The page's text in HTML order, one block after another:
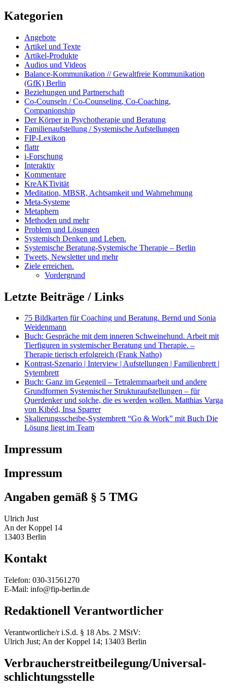
Kategorien
Angebote
Artikel und Texte
Artikel-Produkte
Audios und Videos
Balance-Kommunikation // Gewaltfreie Kommunikation
(GfK) Berlin
Beziehungen und Partnerschaft
Co-Counseln / Co-Counseling, Co-Coaching,
Companionship
Der Körper in Psychotherapie und Beratung
Familienaufstellung / Systemische Aufstellungen
FIP-Lexikon
flattr
i-Forschung
Interaktiv
Kommentare
KreAKTivität
Meditation, MBSR, Achtsamkeit und Wahrnehmung
Meta-Systeme
Metaphern
Methoden und mehr
Problem und Lösungen
Systemisch Denken und Leben.
Systemische Beratung-Systemische Therapie – Berlin
Tweets, Newsletter und mehr
Ziele erreichen.
Vordergrund
Letzte Beiträge / Links
75 Bildkarten für Coaching und Beratung. Bernd und Sonia
Weidenmann
Buch: Gespräche mit dem inneren Schweinehund. Arbeit mit
Tierfiguren in systemischer Beratung und Therapie. –
Therapie tierisch erfolgreich (Frank Natho)
Kontrast-Szenario | Interview | Aufstellungen | Familienbrett |
Sytembrett
Buch: Ganz im Gegenteil – Tetralemmaarbeit und andere
Grundformen Systemischer Strukturaufstellungen – für
Querdenker und solche, die es werden wollen. Matthias Varga
von Kibéd, Insa Sparrer
Skalierungsscheibe-Systembrett “Go & Work” mit Buch Die
Lösung liegt im Team
Impressum
Impressum
Angaben gemäß § 5 TMG
Ulrich Just
An der Koppel 14
13403 Berlin
Kontakt
Telefon: 030-31561270
E-Mail: info@fip-berlin.de
Redaktionell Verantwortlicher
Verantwortliche/r i.S.d. § 18 Abs. 2 MStV:
Ulrich Just; An der Koppel 14; 13403 Berlin
Verbraucher­streit­beilegung/Universal­
schlichtungs­stelle